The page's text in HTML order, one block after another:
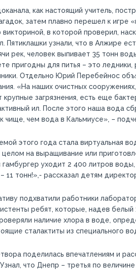
как настоящий учитель,
затем плавно перешел к игре
в которой проверил,
Пятиклашки узнали, что в Алжире
рек, человек выпивает 35 тонн
пригодны для питья – это ледники,
Отдельно Юрий Перебейнос
«На наших очистных
загрязнения, есть еще
ил. После этого наша вода
чище, чем вода в Кальмиусе», –
этого года стала виртуальная
целом на выращивание или
уходит 2 400 литров
11 тонн!»,- рассказал детям
подхватили работники
ребят, которые, надев белый
наличие хлора в воде,
сталактиты из специального
поделилась впечатлениям и
что Днепр – третья по